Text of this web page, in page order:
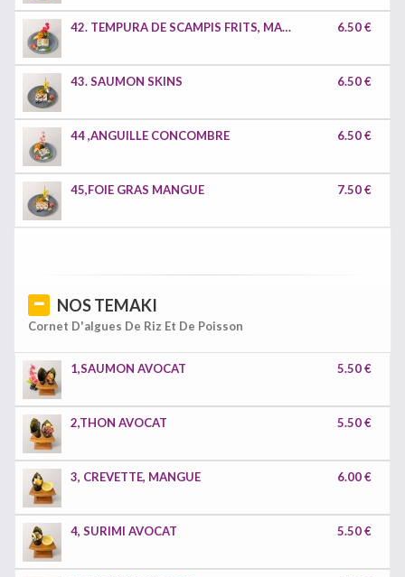
42. TEMPURA DE SCAMPIS FRITS, MANGUE ET SAUCE 6.50 €
43. SAUMON SKINS 6.50 €
44 ,ANGUILLE CONCOMBRE 6.50 €
45,FOIE GRAS MANGUE 7.50 €
NOS TEMAKI
Cornet D'algues De Riz Et De Poisson
1,SAUMON AVOCAT 5.50 €
2,THON AVOCAT 5.50 €
3, CREVETTE, MANGUE 6.00 €
4, SURIMI AVOCAT 5.50 €